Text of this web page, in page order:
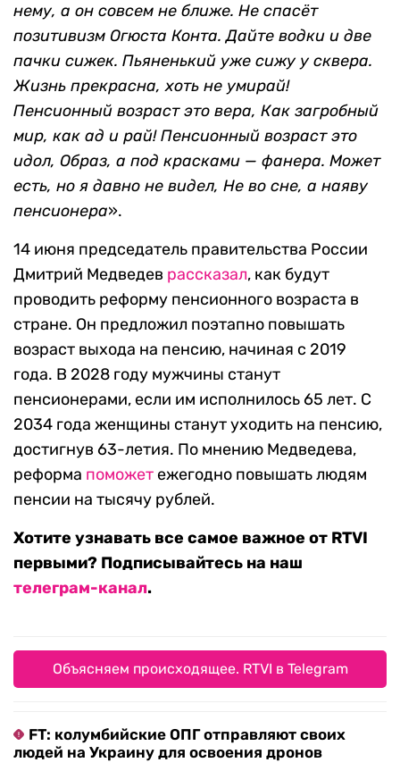
нему, а он совсем не ближе. Не спасёт
позитивизм Огюста Конта.Дайте водки и две
пачки сижек. Пьяненький уже сижу у сквера.
Жизнь прекрасна, хоть не умирай!
Пенсионный возраст это вера, Как загробный
мир, как ад и рай!Пенсионный возраст это
идол, Образ, а под красками — фанера. Может
есть, но я давно не видел, Не во сне, а наяву
пенсионера».
14 июня председатель правительства России
Дмитрий Медведев рассказал, как будут
проводить реформу пенсионного возраста в
стране. Он предложил поэтапно повышать
возраст выхода на пенсию, начиная с 2019
года. В 2028 году мужчины станут
пенсионерами, если им исполнилось 65 лет. С
2034 года женщины станут уходить на пенсию,
достигнув 63-летия. По мнению Медведева,
реформа поможетежегодно повышать людям
пенсии на тысячу рублей.
Хотите узнавать все самое важное от RTVI
первыми? Подписывайтесь на наш
телеграм-канал.
Объясняем происходящее. RTVI в Telegram
FT: колумбийские ОПГ отправляют своих
людей на Украину для освоения дронов